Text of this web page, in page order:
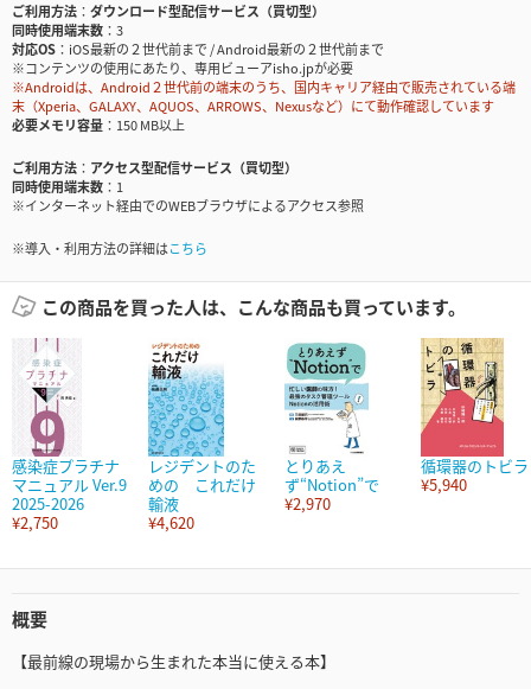
ご利用方法
ダウンロード型配信サービス（買切型）
同時使用端末数
3
対応OS
iOS最新の２世代前まで / Android最新の２世代前まで
※コンテンツの使用にあたり、専用ビューアisho.jpが必要
※Androidは、Android２世代前の端末のうち、国内キャリア経由で販売されている端
末（Xperia、GALAXY、AQUOS、ARROWS、Nexusなど）にて動作確認しています
必要メモリ容量
150 MB以上
ご利用方法
アクセス型配信サービス（買切型）
同時使用端末数
1
※インターネット経由でのWEBブラウザによるアクセス参照
※導入・利用方法の詳細はこちら
この商品を買った人は、こんな商品も買っています。
感染症プラチナ
マニュアル Ver.9
2025-2026
¥2,750
レジデントのた
めの これだけ
輸液
¥4,620
とりあえ
ず“Notion”で
¥2,970
循環器のトビラ
¥5,940
概要
【最前線の現場から生まれた本当に使える本】